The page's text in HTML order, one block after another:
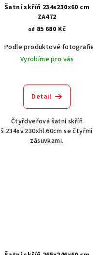
Šatní skříň 234x230x60 cm
ZA472
od 85 680 Kč
Podle produktové fotografie
Vyrobíme pro vás
Detail
Čtyřdveřová šatní skříň
š.234xv.230xhl.60cm se čtyřmi
zásuvkami.